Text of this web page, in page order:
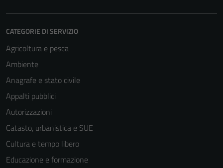
CATEGORIE DI SERVIZIO
Agricoltura e pesca
Ambiente
Anagrafe e stato civile
Appalti pubblici
Autorizzazioni
Catasto, urbanistica e SUE
Cultura e tempo libero
Educazione e formazione